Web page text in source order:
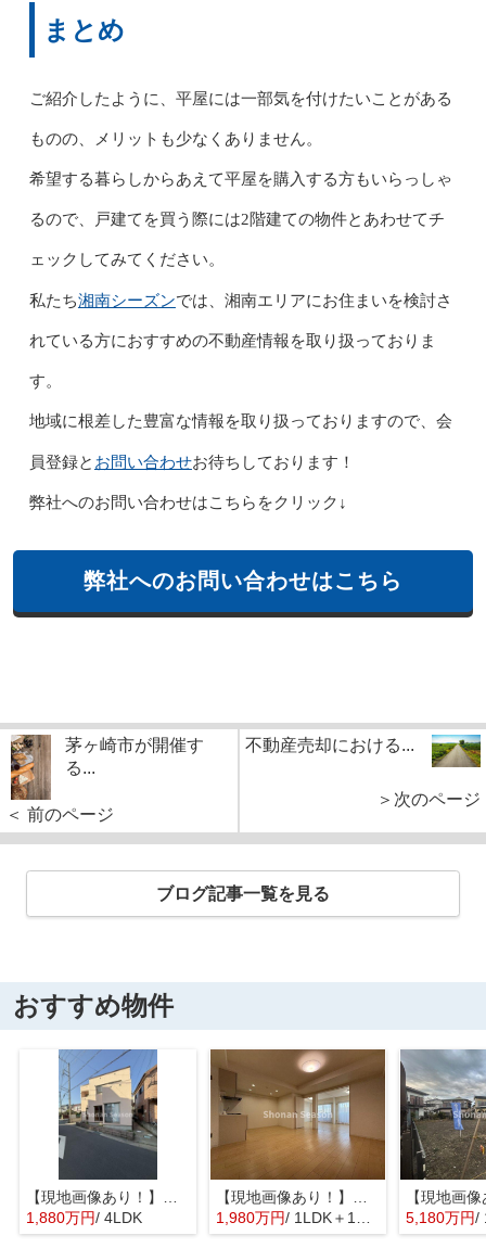
まとめ
ご紹介したように、平屋には一部気を付けたいことがある
ものの、メリットも少なくありません。
希望する暮らしからあえて平屋を購入する方もいらっしゃ
るので、戸建てを買う際には2階建ての物件とあわせてチ
ェックしてみてください。
私たち湘南シーズンでは、湘南エリアにお住まいを検討さ
れている方におすすめの不動産情報を取り扱っておりま
す。
地域に根差した豊富な情報を取り扱っておりますので、会
員登録と お問い合わせお待ちしております！
弊社へのお問い合わせはこちらをクリック↓
弊社へのお問い合わせはこちら
茅ヶ崎市が開催す
る...
＜ 前のページ
不動産売却における...
＞次のページ
ブログ記事一覧を見る
おすすめ物件
1,880万円/ 4LDK
1,980万円/ 1LDK＋1S(納戸) 5,180万円/